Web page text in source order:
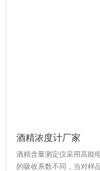
酒精浓度计厂家
酒精含量测定仪采用高能
的吸收系数不同，当对样